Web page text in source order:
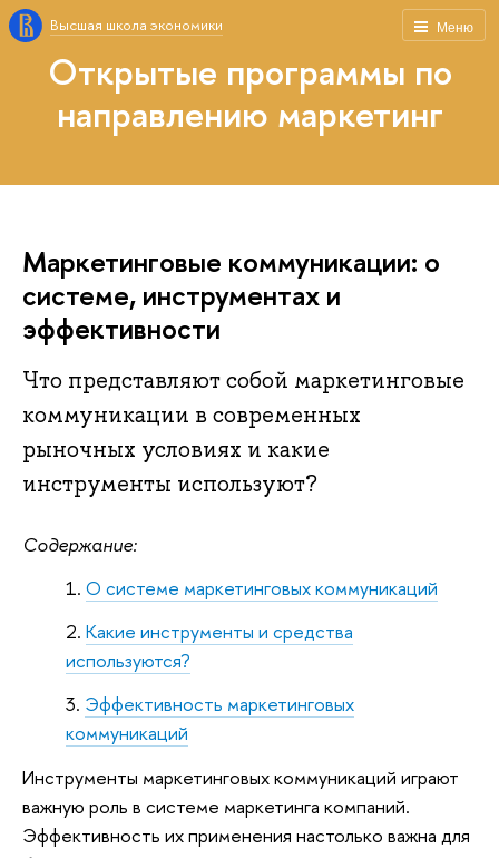
Меню
Высшая школа экономики
Открытые программы по
направлению маркетинг
Маркетинговые коммуникации: о
системе, инструментах и
эффективности
Что представляют собой маркетинговые
коммуникации в современных
рыночных условиях и какие
инструменты используют?
Содержание:
О системе маркетинговых коммуникаций
Какие инструменты и средства
используются?
Эффективность маркетинговых
коммуникаций
Инструменты маркетинговых коммуникаций играют
важную роль в системе маркетинга компаний.
Эффективность их применения настолько важна для